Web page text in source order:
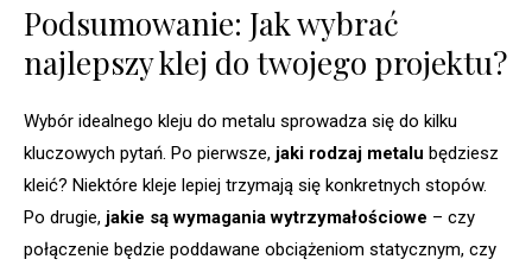
Podsumowanie: Jak wybrać
najlepszy klej do twojego projektu?
Wybór idealnego kleju do metalu sprowadza się do kilku
kluczowych pytań. Po pierwsze, jaki rodzaj metalu będziesz
kleić? Niektóre kleje lepiej trzymają się konkretnych stopów.
Po drugie, jakie są wymagania wytrzymałościowe – czy
połączenie będzie poddawane obciążeniom statycznym, czy